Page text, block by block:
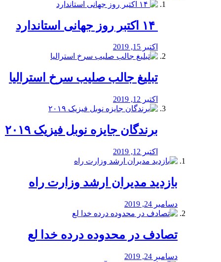
اکتبر 15, 2019
تبلیغ جالب صلیب سرخ استرالیا
اکتبر 12, 2019
برندگان جایزه نوبل فیزیک ۲۰۱۹
اکتبر 12, 2019
بازدید مدیران ارشد وزارت راه
دسامبر 24, 2019
تصادف در محدوده درده خدا لع
دسامبر 24, 2019